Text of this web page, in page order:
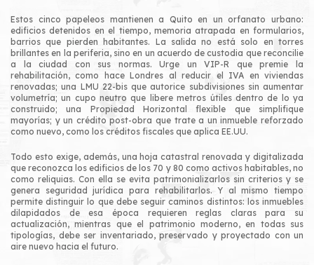
Estos cinco papeleos mantienen a Quito en un orfanato urbano:
edificios detenidos en el tiempo, memoria atrapada en formularios,
barrios que pierden habitantes. La salida no está solo en torres
brillantes en la periferia, sino en un acuerdo de custodia que reconcilie
a la ciudad con sus normas. Urge un VIP-R que premie la
rehabilitación, como hace Londres al reducir el IVA en viviendas
renovadas; una LMU 22-bis que autorice subdivisiones sin aumentar
volumetría; un cupo neutro que libere metros útiles dentro de lo ya
construido; una Propiedad Horizontal flexible que simplifique
mayorías; y un crédito post-obra que trate a un inmueble reforzado
como nuevo, como los créditos fiscales que aplica EE.UU.
Todo esto exige, además, una hoja catastral renovada y digitalizada
que reconozca los edificios de los 70 y 80 como activos habitables, no
como reliquias. Con ella se evita patrimonializarlos sin criterios y se
genera seguridad jurídica para rehabilitarlos. Y al mismo tiempo
permite distinguir lo que debe seguir caminos distintos: los inmuebles
dilapidados de esa época requieren reglas claras para su
actualización, mientras que el patrimonio moderno, en todas sus
tipologías, debe ser inventariado, preservado y proyectado con un
aire nuevo hacia el futuro.